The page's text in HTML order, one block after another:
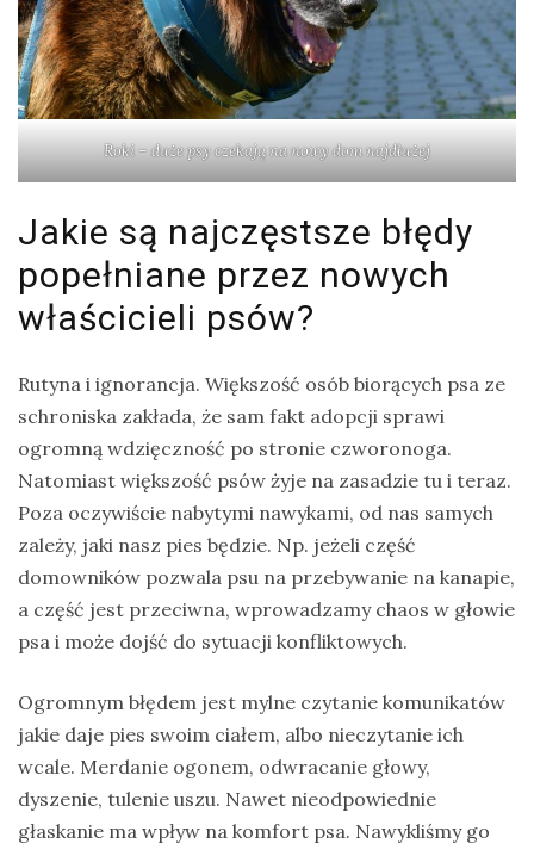
Roki – duże psy czekają na nowy dom najdłużej
Jakie są najczęstsze błędy
popełniane przez nowych
właścicieli psów?
Rutyna i ignorancja. Większość osób biorących psa ze
schroniska zakłada, że sam fakt adopcji sprawi
ogromną wdzięczność po stronie czworonoga.
Natomiast większość psów żyje na zasadzie tu i teraz.
Poza oczywiście nabytymi nawykami, od nas samych
zależy, jaki nasz pies będzie. Np. jeżeli część
domowników pozwala psu na przebywanie na kanapie,
a część jest przeciwna, wprowadzamy chaos w głowie
psa i może dojść do sytuacji konfliktowych.
Ogromnym błędem jest mylne czytanie komunikatów
jakie daje pies swoim ciałem, albo nieczytanie ich
wcale. Merdanie ogonem, odwracanie głowy,
dyszenie, tulenie uszu. Nawet nieodpowiednie
głaskanie ma wpływ na komfort psa. Nawykliśmy go